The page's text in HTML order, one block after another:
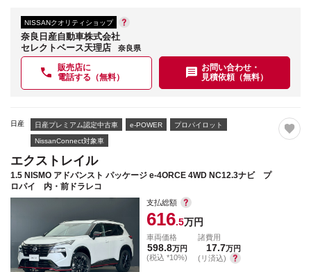
NISSANクオリティショップ
奈良日産自動車株式会社
セレクトベース天理店
奈良県
販売店に
電話する（無料）
お問い合わせ・
見積依頼（無料）
日産 日産プレミアム認定中古車 e-POWER プロパイロット
NissanConnect対象車
エクストレイル
1.5 NISMO アドバンスト パッケージ e-4ORCE 4WD NC12.3ナビ プ
ロパイ 内・前ドラレコ
支払総額
616.5万円
車両価格
598.8万円
(税込 *10%)
諸費用
17.7万円
(リ済込)